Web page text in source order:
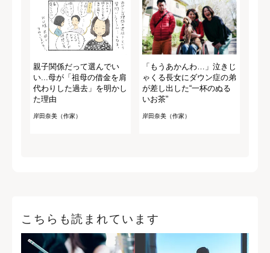
親子関係だって選んでい
い...母が「祖母の借金を肩
代わりした過去」を明かし
た理由
岸田奈美（作家）
「もうあかんわ…」泣きじ
ゃくる長女にダウン症の弟
が差し出した“一杯のぬる
いお茶”
岸田奈美（作家）
こちらも読まれています